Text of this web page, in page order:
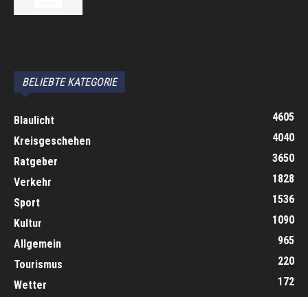
BELIEBTE KATEGORIE
Blaulicht
4605
Kreisgeschehen
4040
Ratgeber
3650
Verkehr
1828
Sport
1536
Kultur
1090
Allgemein
965
Tourismus
220
Wetter
172